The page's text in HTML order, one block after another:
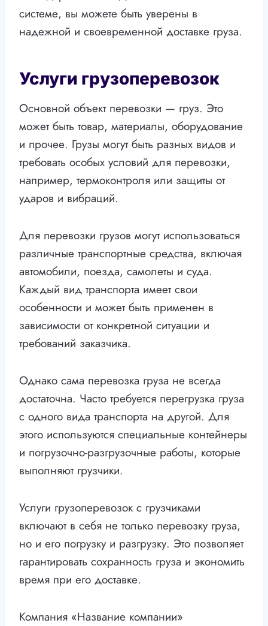
системе, вы можете быть уверены в
надежной и своевременной доставке груза.
Услуги грузоперевозок
Основной объект перевозки — груз. Это
может быть товар, материалы, оборудование
и прочее. Грузы могут быть разных видов и
требовать особых условий для перевозки,
например, термоконтроля или защиты от
ударов и вибраций.
Для перевозки грузов могут использоваться
различные транспортные средства, включая
автомобили, поезда, самолеты и суда.
Каждый вид транспорта имеет свои
особенности и может быть применен в
зависимости от конкретной ситуации и
требований заказчика.
Однако сама перевозка груза не всегда
достаточна. Часто требуется перегрузка груза
с одного вида транспорта на другой. Для
этого используются специальные контейнеры
и погрузочно-разгрузочные работы, которые
выполняют грузчики.
Услуги грузоперевозок с грузчиками
включают в себя не только перевозку груза,
но и его погрузку и разгрузку. Это позволяет
гарантировать сохранность груза и экономить
время при его доставке.
Компания «Название компании»